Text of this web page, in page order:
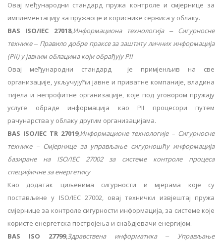
Овај међународни стандард пружа контроле и смјернице за
имплементацију за пружаоце и кориснике сервиса у облаку.
BAS ISO/IEC 27018,Информациона технологија ‒ Сигурносне
технике ‒ Правило добре праксе за заштиту личних информација
(PII) у јавним облацима који обрађују PII
Овај међународни стандард је примјенљив на све
организације, укључујући јавне и приватне компаније, владина
тијела и непрофитне организације, које под уговором пружају
услуге обраде информација као PII процесори путем
рачунарства у облаку другим организацијама.
BAS ISO/IEC TR 27019,Информационе технологије – Сигурносне
технике – Смјернице за управљање сигурношћу информација
базиране на ISO/IEC 27002 за системе контроле процеса
специфичне за енергетику
Као додатак циљевима сигурности и мјерама које су
постављене у ISO/IEC 27002, овај технички извјештај пружа
смјернице за контроле сигурности информација, за системе које
користе енергетска постројења и снабдјевачи енергијом.
BAS ISO 27799,Здравствена информатика ‒ Управљање